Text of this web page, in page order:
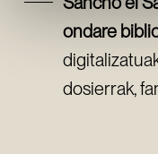
ondare
dosierrak,